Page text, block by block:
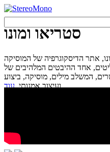
סטריאו ומונו
אתר הדיסקוגרפיה של המוסיקה
אחד ההיבטים המלהיבים של
המשלב מילים, מוסיקה, ביצוע
ועיצוב אמנותי.עוד...